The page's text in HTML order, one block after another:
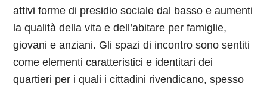
attivi forme di presidio sociale dal basso e aumenti
la qualità della vita e dell’abitare per famiglie,
giovani e anziani. Gli spazi di incontro sono sentiti
come elementi caratteristici e identitari dei
quartieri per i quali i cittadini rivendicano, spesso